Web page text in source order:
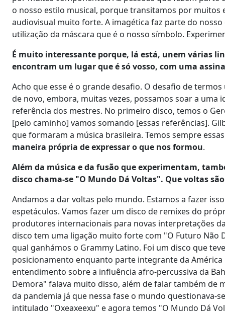
o nosso estilo musical, porque transitamos por muitos
audiovisual muito forte. A imagética faz parte do
utilização da máscara que é o nosso símbolo.
É muito interessante porque, lá está, unem várias
encontram um lugar que é só vosso, com uma
Acho que esse é o grande desafio. O desafio de
de novo, embora, muitas vezes, possamos soar a uma
referência dos mestres. No primeiro disco, temos o
[pelo caminho] vamos somando [essas referências].
que formaram a música brasileira. Temos sempre
maneira própria de expressar o que nos formou.
Além da música e da fusão que experimentam,
disco chama-se "O Mundo Dá Voltas". Que voltas
Andamos a dar voltas pelo mundo. Estamos a fazer
espetáculos. Vamos fazer um disco de remixes do
produtores internacionais para novas interpretações
disco tem uma ligação muito forte com "O Futuro Não
qual ganhámos o Grammy Latino. Foi um disco que
posicionamento enquanto parte integrante da
entendimento sobre a influência afro-percussiva da
Demora" falava muito disso, além de falar também
da pandemia já que nessa fase o mundo
intitulado "Oxeaxeexu" e agora temos "O Mundo Dá